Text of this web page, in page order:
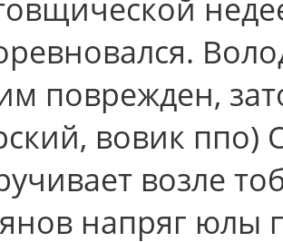
поврежден,
вовик ппо)
возле
напряг юлы